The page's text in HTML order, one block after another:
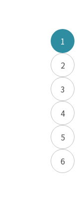
1
2
3
4
5
6